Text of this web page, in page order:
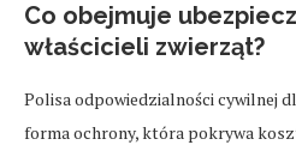
Co obejmuje
właścicieli zwierząt?
Polisa odpowiedzialności cywilnej
forma ochrony, która pokrywa